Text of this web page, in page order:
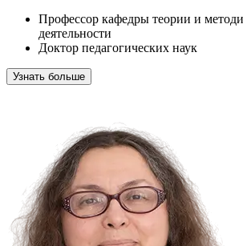
Профессор кафедры теории и
деятельности
Доктор педагогических наук
Узнать больше